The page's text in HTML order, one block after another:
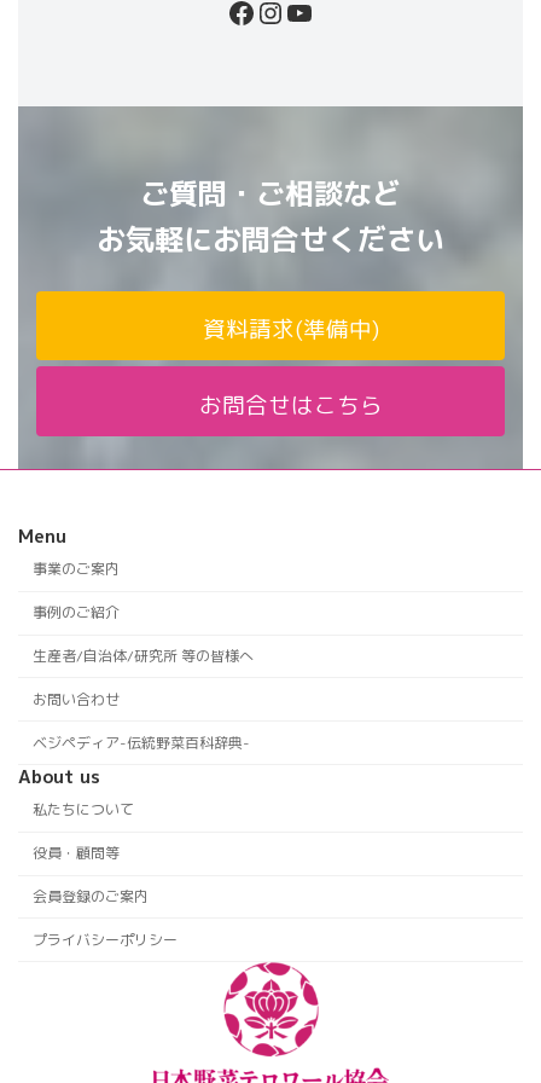
Facebook
Instagram
YouTube
ご質問・ご相談など
お気軽にお問合せください
資料請求(準備中)
お問合せはこちら
Menu
事業のご案内
事例のご紹介
生産者/自治体/研究所 等の皆様へ
お問い合わせ
ベジペディア-伝統野菜百科辞典-
About us
私たちについて
役員・顧問等
会員登録のご案内
プライバシーポリシー